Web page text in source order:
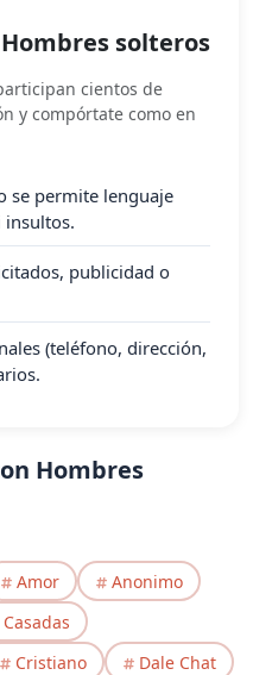
solteros
cientos de
y compórtate como en
se permite lenguaje
publicidad o
(teléfono, dirección,
Hombres
Amor
Anonimo
Casadas
Cristiano
Dale Chat